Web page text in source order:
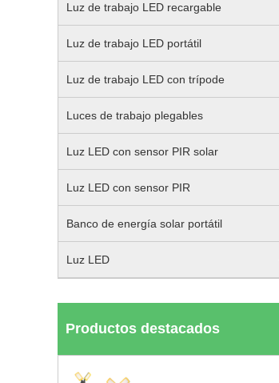
Luz de trabajo LED recargable
Luz de trabajo LED portátil
Luz de trabajo LED con trípode
Luces de trabajo plegables
Luz LED con sensor PIR solar
Luz LED con sensor PIR
Banco de energía solar portátil
Luz LED
Productos destacados